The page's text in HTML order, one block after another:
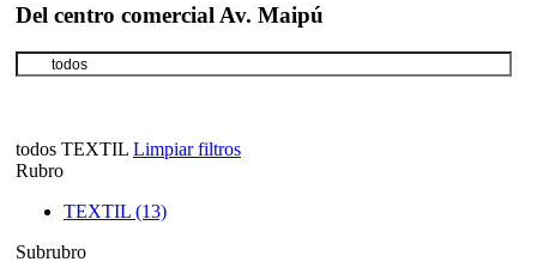
Del centro comercial Av. Maipú
todos TEXTIL Limpiar filtros
Rubro
TEXTIL (13)
Subrubro